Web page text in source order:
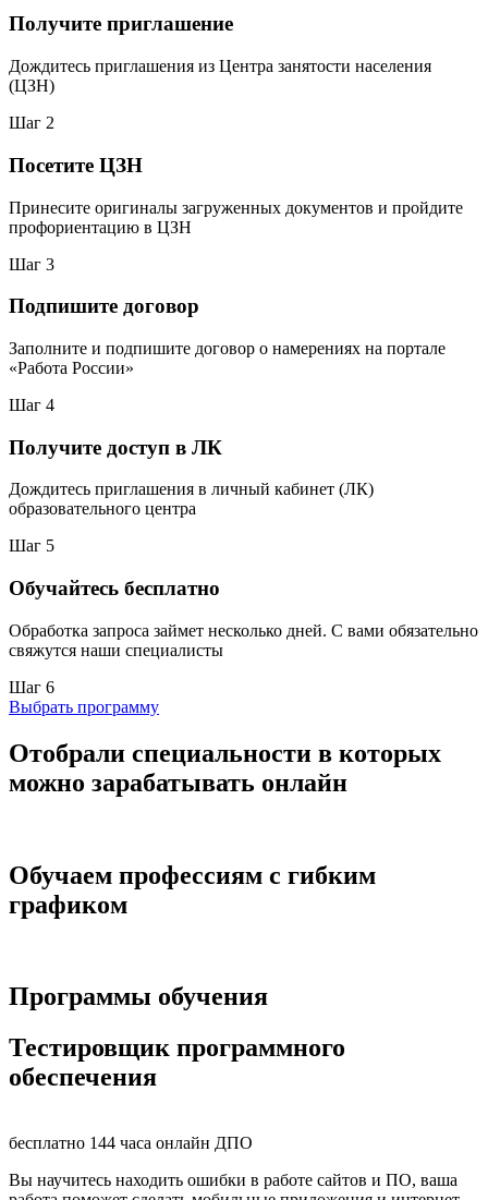
Получите приглашение
Дождитесь приглашения из Центра занятости населения
(ЦЗН)
Шаг 2
Посетите ЦЗН
Принесите оригиналы загруженных документов и пройдите
профориентацию в ЦЗН
Шаг 3
Подпишите договор
Заполните и подпишите договор о намерениях на портале
«Работа России»
Шаг 4
Получите доступ в ЛК
Дождитесь приглашения в личный кабинет (ЛК)
образовательного центра
Шаг 5
Обучайтесь бесплатно
Обработка запроса займет несколько дней. С вами обязательно
свяжутся наши специалисты
Шаг 6
Выбрать программу
Отобрали специальности в которых
можно зарабатывать онлайн
Обучаем профессиям с гибким
графиком
Программы обучения
Тестировщик программного
обеспечения
бесплатно 144 часа онлайн ДПО
Вы научитесь находить ошибки в работе сайтов и ПО, ваша